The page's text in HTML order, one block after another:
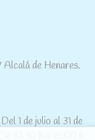
de Henares.
1 de julio al 31 de